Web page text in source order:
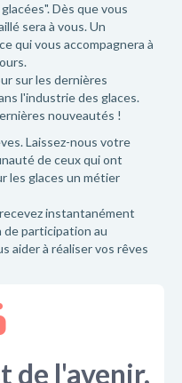
Dès que vous
sera à vous. Un
qui vous accompagnera à
sur les dernières
l'industrie des glaces.
nouveautés !
Laissez-nous votre
de ceux qui ont
les glaces un métier
instantanément
participation au
aider à réaliser vos rêves
de l'avenir,